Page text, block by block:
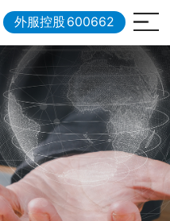
外服控股 600662